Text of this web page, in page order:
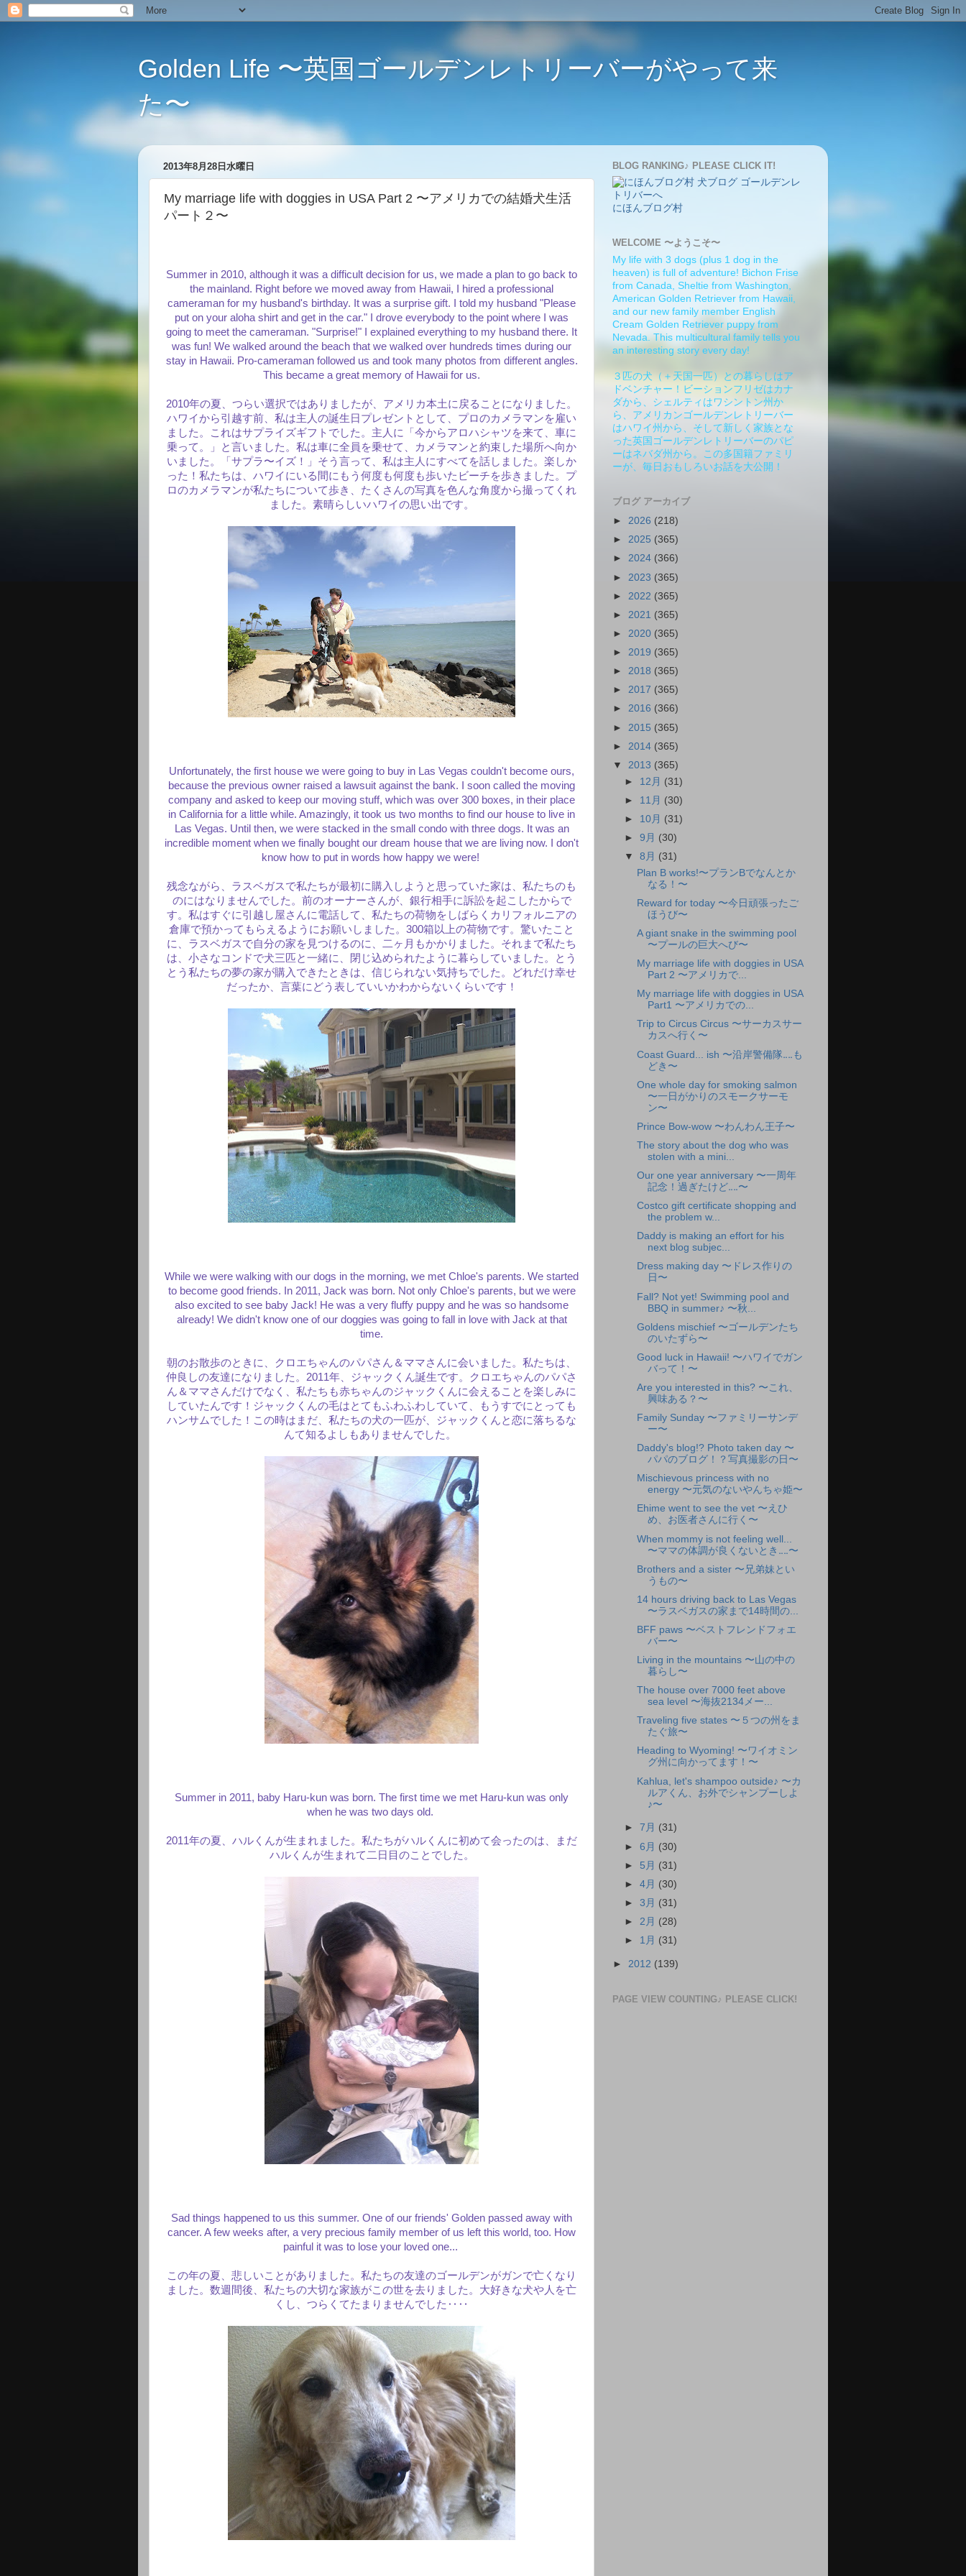
Golden Life 〜英国ゴールデンレトリーバーがやって来
た〜
2013年8月28日水曜日
My marriage life with doggies in USA Part 2 〜アメリカでの結婚犬生活
パート２〜
Summer in 2010, although it was a difficult decision for us, we made a plan to go back to
the mainland. Right before we moved away from Hawaii, I hired a professional
cameraman for my husband's birthday. It was a surprise gift. I told my husband "Please
put on your aloha shirt and get in the car." I drove everybody to the point where I was
going to meet the cameraman. "Surprise!" I explained everything to my husband there. It
was fun! We walked around the beach that we walked over hundreds times during our
stay in Hawaii. Pro-cameraman followed us and took many photos from different angles.
This became a great memory of Hawaii for us.
2010年の夏、つらい選択ではありましたが、アメリカ本土に戻ることになりました。
ハワイから引越す前、私は主人の誕生日プレゼントとして、プロのカメラマンを雇い
ました。これはサプライズギフトでした。主人に「今からアロハシャツを来て、車に
乗って。」と言いました。私は車に全員を乗せて、カメラマンと約束した場所へ向か
いました。「サプラ〜イズ！」そう言って、私は主人にすべてを話しました。楽しか
った！私たちは、ハワイにいる間にもう何度も何度も歩いたビーチを歩きました。プ
ロのカメラマンが私たちについて歩き、たくさんの写真を色んな角度から撮ってくれ
ました。素晴らしいハワイの思い出です。
Unfortunately, the first house we were going to buy in Las Vegas couldn't become ours,
because the previous owner raised a lawsuit against the bank. I soon called the moving
company and asked to keep our moving stuff, which was over 300 boxes, in their place
in California for a little while. Amazingly, it took us two months to find our house to live in
Las Vegas. Until then, we were stacked in the small condo with three dogs. It was an
incredible moment when we finally bought our dream house that we are living now. I don't
know how to put in words how happy we were!
残念ながら、ラスベガスで私たちが最初に購入しようと思っていた家は、私たちのも
のにはなりませんでした。前のオーナーさんが、銀行相手に訴訟を起こしたからで
す。私はすぐに引越し屋さんに電話して、私たちの荷物をしばらくカリフォルニアの
倉庫で預かってもらえるようにお願いしました。300箱以上の荷物です。驚いたこと
に、ラスベガスで自分の家を見つけるのに、二ヶ月もかかりました。それまで私たち
は、小さなコンドで犬三匹と一緒に、閉じ込められたように暮らしていました。とう
とう私たちの夢の家が購入できたときは、信じられない気持ちでした。どれだけ幸せ
だったか、言葉にどう表していいかわからないくらいです！
While we were walking with our dogs in the morning, we met Chloe's parents. We started
to become good friends. In 2011, Jack was born. Not only Chloe's parents, but we were
also excited to see baby Jack! He was a very fluffy puppy and he was so handsome
already! We didn't know one of our doggies was going to fall in love with Jack at that
time.
朝のお散歩のときに、クロエちゃんのパパさん＆ママさんに会いました。私たちは、
仲良しの友達になりました。2011年、ジャックくん誕生です。クロエちゃんのパパさ
ん＆ママさんだけでなく、私たちも赤ちゃんのジャックくんに会えることを楽しみに
していたんです！ジャックくんの毛はとてもふわふわしていて、もうすでにとっても
ハンサムでした！この時はまだ、私たちの犬の一匹が、ジャックくんと恋に落ちるな
んて知るよしもありませんでした。
Summer in 2011, baby Haru-kun was born. The first time we met Haru-kun was only
when he was two days old.
2011年の夏、ハルくんが生まれました。私たちがハルくんに初めて会ったのは、まだ
ハルくんが生まれて二日目のことでした。
Sad things happened to us this summer. One of our friends' Golden passed away with
cancer. A few weeks after, a very precious family member of us left this world, too. How
painful it was to lose your loved one...
この年の夏、悲しいことがありました。私たちの友達のゴールデンがガンで亡くなり
ました。数週間後、私たちの大切な家族がこの世を去りました。大好きな犬や人を亡
くし、つらくてたまりませんでした‥‥
BLOG RANKING♪ PLEASE CLICK IT!
にほんブログ村
WELCOME 〜ようこそ〜
My life with 3 dogs (plus 1 dog in the
heaven) is full of adventure! Bichon Frise
from Canada, Sheltie from Washington,
American Golden Retriever from Hawaii,
and our new family member English
Cream Golden Retriever puppy from
Nevada. This multicultural family tells you
an interesting story every day!
３匹の犬（＋天国一匹）との暮らしはア
ドベンチャー！ビーションフリゼはカナ
ダから、シェルティはワシントン州か
ら、アメリカンゴールデンレトリーバー
はハワイ州から、そして新しく家族とな
った英国ゴールデンレトリーバーのパピ
ーはネバダ州から。この多国籍ファミリ
ーが、毎日おもしろいお話を大公開！
ブログ アーカイブ
► 2026 (218)
► 2025 (365)
► 2024 (366)
► 2023 (365)
► 2022 (365)
► 2021 (365)
► 2020 (365)
► 2019 (365)
► 2018 (365)
► 2017 (365)
► 2016 (366)
► 2015 (365)
► 2014 (365)
▼ 2013 (365)
► 12月 (31)
► 11月 (30)
► 10月 (31)
►9月 (30)
▼8月 (31)
Plan B works!〜プランBでなんとか
なる！〜
Reward for today 〜今日頑張ったご
ほうび〜
A giant snake in the swimming pool
〜プールの巨大へび〜
My marriage life with doggies in USA
Part 2 〜アメリカで...
My marriage life with doggies in USA
Part1 〜アメリカでの...
Trip to Circus Circus 〜サーカスサー
カスへ行く〜
Coast Guard... ish 〜沿岸警備隊‥‥も
どき〜
One whole day for smoking salmon
〜一日がかりのスモークサーモ
ン〜
Prince Bow-wow 〜わんわん王子〜
The story about the dog who was
stolen with a mini...
Our one year anniversary 〜一周年
記念！過ぎたけど‥‥〜
Costco gift certificate shopping and
the problem w...
Daddy is making an effort for his
next blog subjec...
Dress making day 〜ドレス作りの
日〜
Fall? Not yet! Swimming pool and
BBQ in summer♪ 〜秋...
Goldens mischief 〜ゴールデンたち
のいたずら〜
Good luck in Hawaii! 〜ハワイでガン
バって！〜
Are you interested in this? 〜これ、
興味ある？〜
Family Sunday 〜ファミリーサンデ
ー〜
Daddy's blog!? Photo taken day 〜
パパのブログ！？写真撮影の日〜
Mischievous princess with no
energy 〜元気のないやんちゃ姫〜
Ehime went to see the vet 〜えひ
め、お医者さんに行く〜
When mommy is not feeling well...
〜ママの体調が良くないとき‥‥〜
Brothers and a sister 〜兄弟妹とい
うもの〜
14 hours driving back to Las Vegas
〜ラスベガスの家まで14時間の...
BFF paws 〜ベストフレンドフォエ
バー〜
Living in the mountains 〜山の中の
暮らし〜
The house over 7000 feet above
sea level 〜海抜2134メー...
Traveling five states 〜５つの州をま
たぐ旅〜
Heading to Wyoming! 〜ワイオミン
グ州に向かってます！〜
Kahlua, let's shampoo outside♪ 〜カ
ルアくん、お外でシャンプーしよ
♪〜
►7月 (31)
►6月 (30)
► 5月 (31)
►4月 (30)
►3月 (31)
►2月 (28)
► 1月 (31)
► 2012 (139)
PAGE VIEW COUNTING♪ PLEASE CLICK!